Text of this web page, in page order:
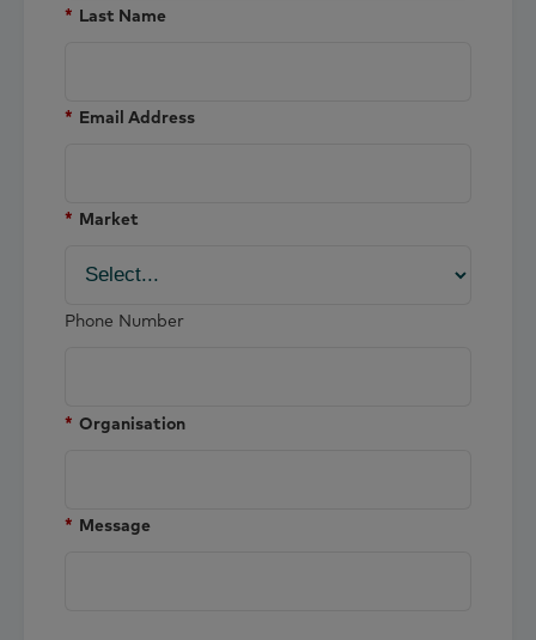
* Last Name
* Email Address
* Market
Phone Number
* Organisation
* Message